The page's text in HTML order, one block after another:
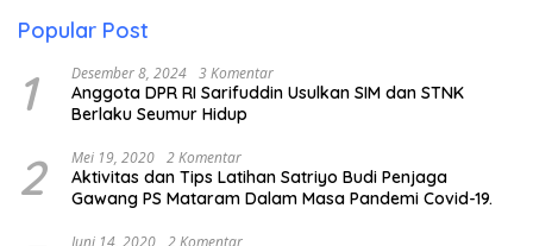
Popular Post
1 Desember 8, 2024 3 Komentar
Anggota DPR RI Sarifuddin Usulkan SIM dan STNK
Berlaku Seumur Hidup
2 Mei 19, 2020 2 Komentar
Aktivitas dan Tips Latihan Satriyo Budi Penjaga
Gawang PS Mataram Dalam Masa Pandemi Covid-19.
Juni 14, 2020 2 Komentar